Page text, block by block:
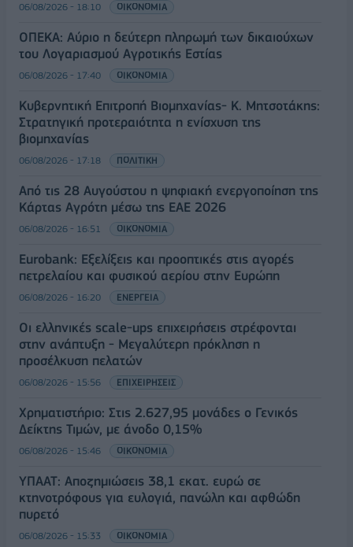
06/08/2026 - 18:10 ΟΙΚΟΝΟΜΙΑ
ΟΠΕΚΑ: Αύριο η δεύτερη πληρωμή των δικαιούχων
του Λογαριασμού Αγροτικής Εστίας
06/08/2026 - 17:40 ΟΙΚΟΝΟΜΙΑ
Κυβερνητική Επιτροπή Βιομηχανίας- Κ. Μητσοτάκης:
Στρατηγική προτεραιότητα η ενίσχυση της
βιομηχανίας
06/08/2026 - 17:18 ΠΟΛΙΤΙΚΗ
Από τις 28 Αυγούστου η ψηφιακή ενεργοποίηση της
Κάρτας Αγρότη μέσω της ΕΑΕ 2026
06/08/2026 - 16:51 ΟΙΚΟΝΟΜΙΑ
Eurobank: Εξελίξεις και προοπτικές στις αγορές
πετρελαίου και φυσικού αερίου στην Ευρώπη
06/08/2026 - 16:20 ΕΝΕΡΓΕΙΑ
Οι ελληνικές scale-ups επιχειρήσεις στρέφονται
στην ανάπτυξη - Μεγαλύτερη πρόκληση η
προσέλκυση πελατών
06/08/2026 - 15:56 ΕΠΙΧΕΙΡΗΣΕΙΣ
Χρηματιστήριο: Στις 2.627,95 μονάδες ο Γενικός
Δείκτης Τιμών, με άνοδο 0,15%
06/08/2026 - 15:46 ΟΙΚΟΝΟΜΙΑ
ΥΠΑΑΤ: Αποζημιώσεις 38,1 εκατ. ευρώ σε
κτηνοτρόφους για ευλογιά, πανώλη και αφθώδη
πυρετό
06/08/2026 - 15:33 ΟΙΚΟΝΟΜΙΑ